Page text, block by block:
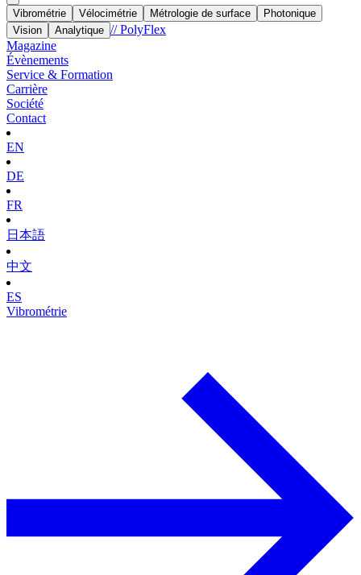
Vibrométrie Vélocimétrie Métrologie de surface
Photonique
Vision
Analytique // PolyFlex
Magazine
Évènements
Service & Formation
Carrière
Société
Contact
EN
DE
FR
日本語
中文
ES
Vibrométrie